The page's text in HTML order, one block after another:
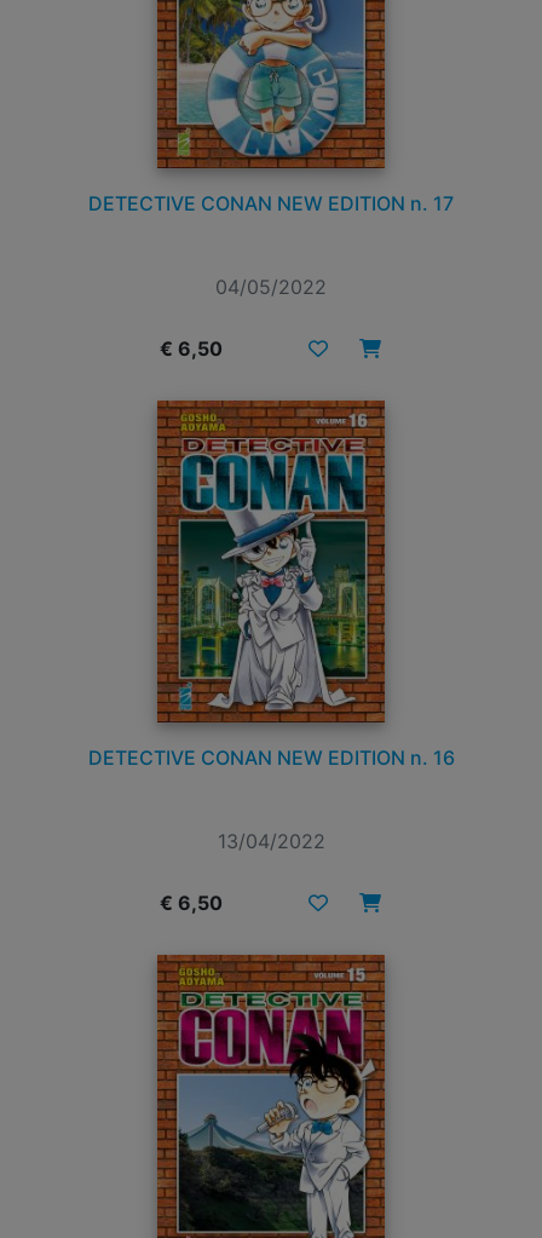
DETECTIVE CONAN NEW EDITION n. 17
04/05/2022
€ 6,50
DETECTIVE CONAN NEW EDITION n. 16
13/04/2022
€ 6,50